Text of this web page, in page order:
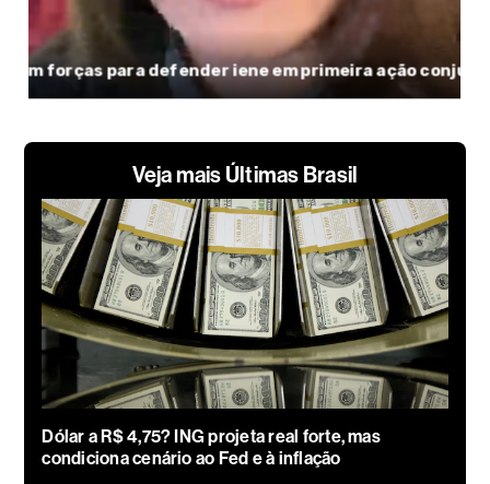
Veja mais Últimas Brasil
Dólar a R$ 4,75? ING projeta real forte, mas
condiciona cenário ao Fed e à inflação